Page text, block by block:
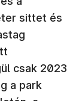
sittet és
csak 2023
a park